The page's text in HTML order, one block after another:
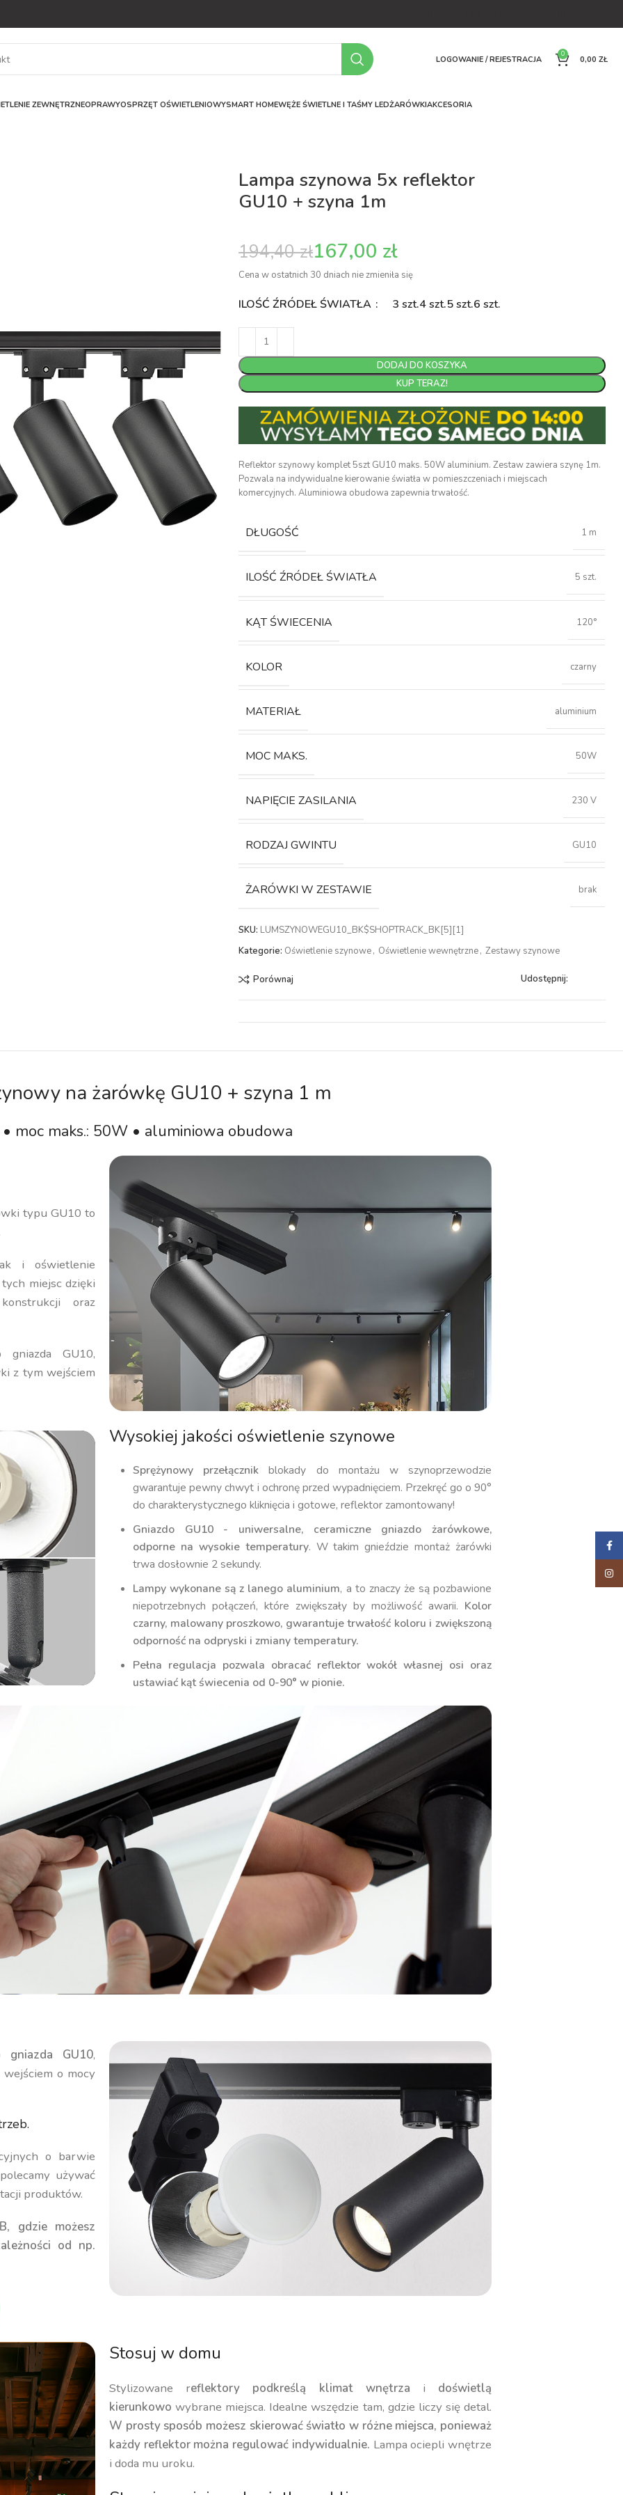
LOGOWANIE / REJESTRACJA
0
0,00 ZŁ
ZEWNĘTRZNEOPRAWYOSPRZĘT OŚWIETLENIOWYSMART HOMEWĘŻE ŚWIETLNE I TAŚMY LEDŻARÓWKIAKCESORIA
Lampa szynowa 5x reflektor
GU10 + szyna 1m
194,40zł167,00 zł
Cena w ostatnich 30 dniach nie zmieniła się
ILOŚĆ ŹRÓDEŁ ŚWIATŁA 3 szt.4 szt.5 szt.6 szt.
DODAJ DO KOSZYKA
KUP TERAZ!
Reflektor szynowy komplet 5szt GU10 maks. 50W aluminium. Zestaw zawiera szynę 1m.
Pozwala na indywidualne kierowanie światła w pomieszczeniach i miejscach
komercyjnych. Aluminiowa obudowa zapewnia trwałość.
DŁUGOŚĆ 1 m
ILOŚĆ ŹRÓDEŁ ŚWIATŁA 5 szt.
KĄT ŚWIECENIA 120°
KOLOR czarny
MATERIAŁ aluminium
MOC MAKS. 50W
NAPIĘCIE ZASILANIA 230 V
RODZAJ GWINTU GU10
ŻARÓWKI W ZESTAWIE brak
SKU: LUMSZYNOWEGU10_BK$SHOPTRACK_BK[5][1]
Kategorie: Oświetlenie szynowe, Oświetlenie wewnętrzne, Zestawy szynowe
Porównaj Udostępnij:
na żarówkę GU10 + szyna 1 m
moc maks.: 50W • aluminiowa obudowa
typu GU10 to
i oświetlenie
miejsc dzięki
oraz
gniazda GU10,
z tym wejściem
Wysokiej jakości oświetlenie szynowe
Sprężynowy przełącznik blokady do montażu w szynoprzewodzie
gwarantuje pewny chwyt i ochronę przed wypadnięciem. Przekręć go o 90°
do charakterystycznego kliknięcia i gotowe, reflektor zamontowany!
Gniazdo GU10 - uniwersalne, ceramiczne gniazdo żarówkowe,
odporne na wysokie temperatury. W takim gnieździe montaż żarówki
trwa dosłownie 2 sekundy.
Lampy wykonane są z lanego aluminium, a to znaczy że są pozbawione
niepotrzebnych połączeń, które zwiększały by możliwość awarii. Kolor
czarny, malowany proszkowo, gwarantuje trwałość koloru i zwiększoną
odporność na odpryski i zmiany temperatury.
Pełna regulacja pozwala obracać reflektor wokół własnej osi oraz
ustawiać kąt świecenia od 0-90° w pionie.
gniazda GU10,
o mocy
o barwie
używać
produktów.
gdzie możesz
od np.
Stosuj w domu
Stylizowane reflektory podkreślą klimat wnętrza i doświetlą
kierunkowo wybrane miejsca. Idealne wszędzie tam, gdzie liczy się detal.
W prosty sposób możesz skierować światło w różne miejsca, ponieważ
każdy reflektor można regulować indywidualnie. Lampa ociepli wnętrze
i doda mu uroku.